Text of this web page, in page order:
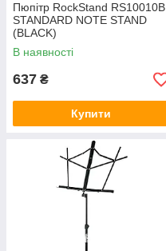
Пюпітр RockStand RS10010B
STANDARD NOTE STAND
(BLACK)
В наявності
637 ₴
Купити